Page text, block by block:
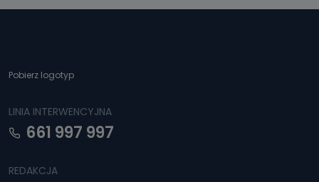
Pobierz logotyp
LINIA INTERWENCYJNA
661 997 997
REDAKCJA